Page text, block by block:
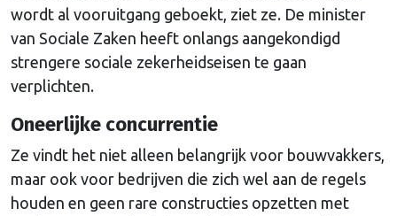
wordt al vooruitgang geboekt, ziet ze. De minister
van Sociale Zaken heeft onlangs aangekondigd
strengere sociale zekerheidseisen te gaan
verplichten.
Oneerlijke concurrentie
Ze vindt het niet alleen belangrijk voor bouwvakkers,
maar ook voor bedrijven die zich wel aan de regels
houden en geen rare constructies opzetten met